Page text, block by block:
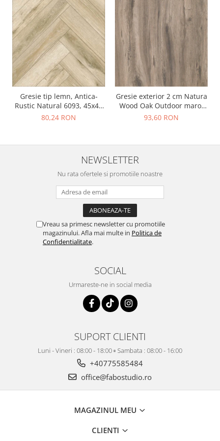
Gresie tip lemn, Antica-
Rustic Natural 6093, 45x45
cm, portelanata, bej, finisaj
80,24 RON
Gresie exterior 2 cm Natura
Wood Oak Outdoor maro,
0.73mp/cut
93,60 RON
NEWSLETTER
Nu rata ofertele si promotiile noastre
Vreau sa primesc newsletter cu promotiile
magazinului. Afla mai multe in Politica de
Confidentialitate.
SOCIAL
Urmareste-ne in social media
SUPORT CLIENTI
Luni - Vineri : 08:00 - 18:00 ▫️ Sambata : 08:00 - 16:00
+40775585484
office@fabostudio.ro
MAGAZINUL MEU
CLIENTI